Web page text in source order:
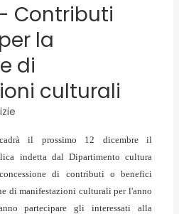
Contributi
la
di
culturali
il prossimo 12 dicembre il
indetta dal Dipartimento cultura
di contributi o benefici
di manifestazioni culturali per l'anno
partecipare gli interessati alla